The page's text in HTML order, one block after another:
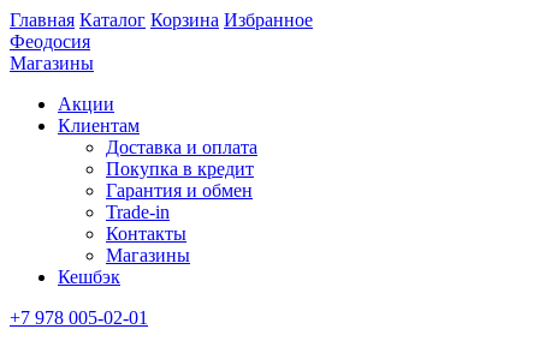
Главная Каталог Корзина Избранное
Феодосия
Магазины
Акции
Клиентам
Доставка и оплата
Покупка в кредит
Гарантия и обмен
Trade-in
Контакты
Магазины
Кешбэк
+7 978 005-02-01